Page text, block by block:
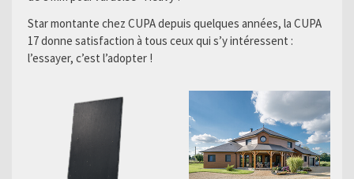
Star montante chez CUPA depuis quelques années, la CUPA
17 donne satisfaction à tous ceux qui s’y intéressent :
l’essayer, c’est l’adopter !